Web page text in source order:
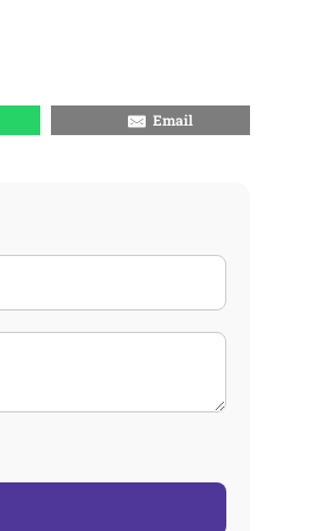
Email